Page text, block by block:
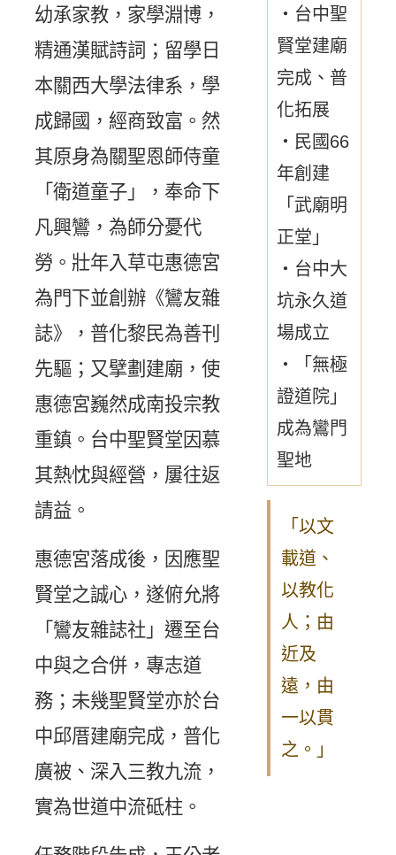
幼承家教，家學淵博，
精通漢賦詩詞；留學日
本關西大學法律系，學
成歸國，經商致富。然
其原身為關聖恩師侍童
「衛道童子」，奉命下
凡興鸞，為師分憂代
勞。壯年入草屯惠德宮
為門下並創辦《鸞友雜
誌》，普化黎民為善刊
先驅；又擘劃建廟，使
惠德宮巍然成南投宗教
重鎮。台中聖賢堂因慕
其熱忱與經營，屢往返
請益。
惠德宮落成後，因應聖
賢堂之誠心，遂俯允將
「鸞友雜誌社」遷至台
中與之合併，專志道
務；未幾聖賢堂亦於台
中邱厝建廟完成，普化
廣被、深入三教九流，
實為世道中流砥柱。
・台中聖
賢堂建廟
完成、普
化拓展
・民國66
年創建
「武廟明
正堂」
・台中大
坑永久道
場成立
・「無極
證道院」
成為鸞門
聖地
「以文
載道、
以教化
人；由
近及
遠，由
一以貫
之。」